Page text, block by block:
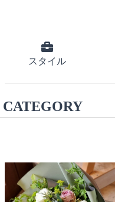
スタイル
CATEGORY